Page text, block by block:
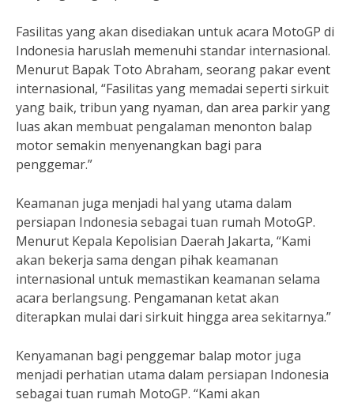
Fasilitas yang akan disediakan untuk acara MotoGP di
Indonesia haruslah memenuhi standar internasional.
Menurut Bapak Toto Abraham, seorang pakar event
internasional, “Fasilitas yang memadai seperti sirkuit
yang baik, tribun yang nyaman, dan area parkir yang
luas akan membuat pengalaman menonton balap
motor semakin menyenangkan bagi para
penggemar.”
Keamanan juga menjadi hal yang utama dalam
persiapan Indonesia sebagai tuan rumah MotoGP.
Menurut Kepala Kepolisian Daerah Jakarta, “Kami
akan bekerja sama dengan pihak keamanan
internasional untuk memastikan keamanan selama
acara berlangsung. Pengamanan ketat akan
diterapkan mulai dari sirkuit hingga area sekitarnya.”
Kenyamanan bagi penggemar balap motor juga
menjadi perhatian utama dalam persiapan Indonesia
sebagai tuan rumah MotoGP. “Kami akan